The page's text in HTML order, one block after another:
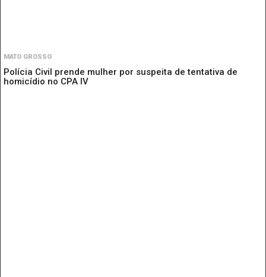
MATO GROSSO
Polícia Civil prende mulher por suspeita de tentativa de
homicídio no CPA IV